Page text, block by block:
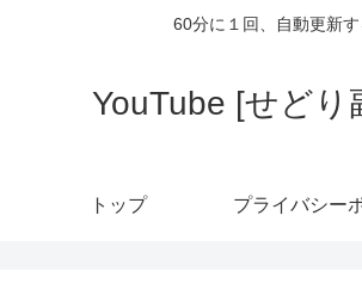
60分に１回、自動更新
YouTube [せどり
トップ プライバシー